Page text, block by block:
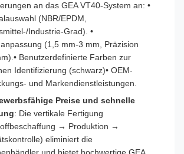
an das GEA VT40-System an: •
(NBR/EPDM,
Industrie-Grad). •
(1,5 mm-3 mm, Präzision
Benutzerdefinierte Farben zur
Identifizierung (schwarz)• OEM-
und Markendienstleistungen.
Preise und schnelle
: Die vertikale Fertigung
→ Produktion →
eliminiert die